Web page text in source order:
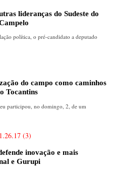
lideranças do Sudeste do
política, o pré-candidato a deputado
do campo como caminhos
Tocantins
participou, no domingo, 2, de um
inovação e mais
e Gurupi